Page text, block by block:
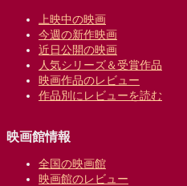
上映中の映画
今週の新作映画
近日公開の映画
人気シリーズ＆受賞作品
映画作品のレビュー
作品別にレビューを読む
映画館情報
全国の映画館
映画館のレビュー